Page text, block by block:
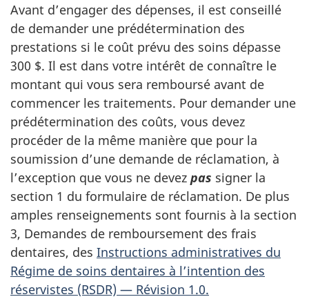
Avant d’engager des dépenses, il est conseillé
de demander une prédétermination des
prestations si le coût prévu des soins dépasse
300 $. Il est dans votre intérêt de connaître le
montant qui vous sera remboursé avant de
commencer les traitements. Pour demander une
prédétermination des coûts, vous devez
procéder de la même manière que pour la
soumission d’une demande de réclamation, à
l’exception que vous ne devez pas signer la
section 1 du formulaire de réclamation. De plus
amples renseignements sont fournis à la section
3, Demandes de remboursement des frais
dentaires, des Instructions administratives du
Régime de soins dentaires à l’intention des
réservistes (RSDR) — Révision 1.0.